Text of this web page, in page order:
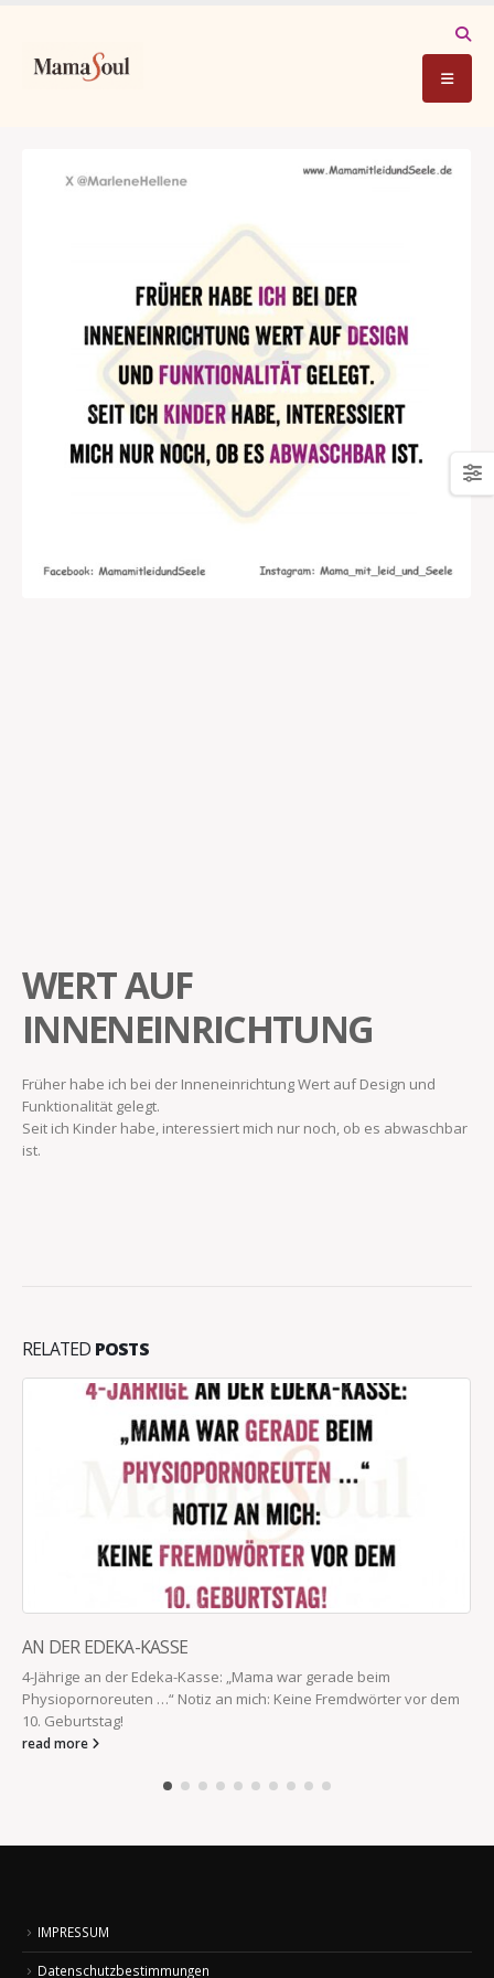
WERT AUF
INNENEINRICHTUNG
Früher habe ich bei der Inneneinrichtung Wert auf Design und
Funktionalität gelegt.
Seit ich Kinder habe, interessiert mich nur noch, ob es abwaschbar
ist.
RELATED POSTS
AN DER EDEKA-KASSE
4-Jährige an der Edeka-Kasse: „Mama war gerade beim
Physiopornoreuten …“ Notiz an mich: Keine Fremdwörter vor dem
10. Geburtstag!
read more
IMPRESSUM
Datenschutzbestimmungen